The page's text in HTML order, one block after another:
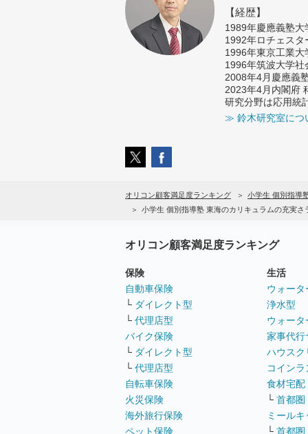
【経歴】
1989年慶應義塾
1992年ロチェス
1996年東京工業
1996年筑波大学
2008年4月慶應義
2023年4月内閣府
研究分野は応用統
≫ 鈴木研究室につ
オリコン顧客満足度ランキング
小学生 個別指導
小学生 個別指導塾 東海のカリキュラムの充実さ
オリコン顧客満足度ランキング
保険
自動車保険
└ ダイレクト型
└ 代理店型
バイク保険
└ ダイレクト型
└ 代理店型
自転車保険
火災保険
海外旅行保険
ペット保険
生活
ウォー
浄水型
ウォー
家事代行
ハウスク
コイン
食材宅配
└ 首都圏
ミールキ
└ 首都圏